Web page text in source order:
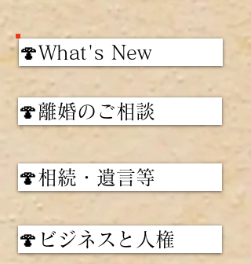
🍄What's New
🍄離婚のご相談
🍄相続・遺言等
🍄ビジネスと人権